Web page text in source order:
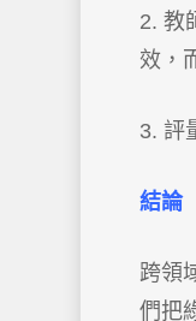
2. 教
效，
3. 評
結論
跨領
們把